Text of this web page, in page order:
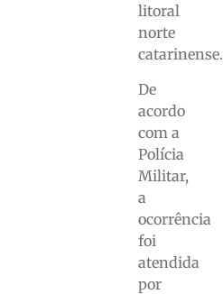
litoral
norte
catarinense.
De
acordo
com a
Polícia
Militar,
a
ocorrência
foi
atendida
por